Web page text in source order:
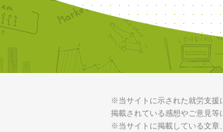
※当サイトに示された就労支援
掲載されている感想やご意見等
※当サイトに掲載している文章